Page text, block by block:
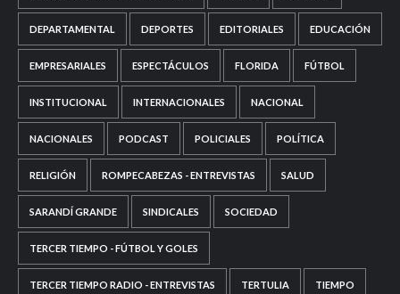
DEPARTAMENTAL DEPORTES EDITORIALES EDUCACIÓN
EMPRESARIALES ESPECTÁCULOS FLORIDA FÚTBOL
INSTITUCIONAL INTERNACIONALES NACIONAL
NACIONALES PODCAST POLICIALES POLÍTICA
RELIGIÓN ROMPECABEZAS - ENTREVISTAS SALUD
SARANDÍ GRANDE SINDICALES SOCIEDAD
TERCER TIEMPO - FÚTBOL Y GOLES
TERCER TIEMPO RADIO - ENTREVISTAS TERTULIA TIEMPO